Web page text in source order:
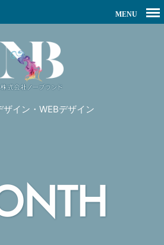
ザイン・WEBデザイン